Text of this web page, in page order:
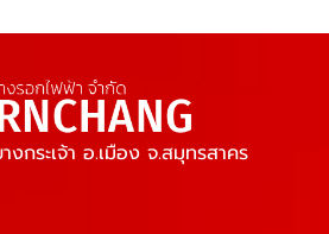
กระเจ้า อ.เมือง จ.สมุทรสาคร